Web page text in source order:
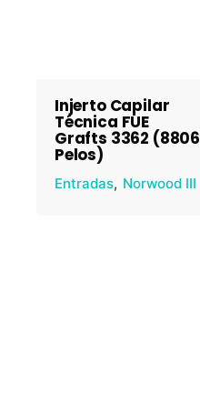
Injerto Capilar
Técnica FUE
Grafts 3362 (8806
Pelos)
Entradas Norwood III